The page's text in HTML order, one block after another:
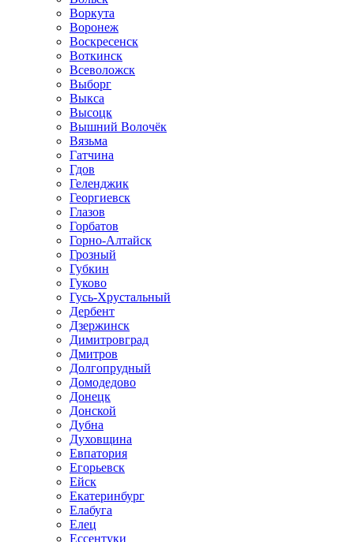
Воркута
Воронеж
Воскресенск
Воткинск
Всеволожск
Выборг
Выкса
Высоцк
Вышний Волочёк
Вязьма
Гатчина
Гдов
Геленджик
Георгиевск
Глазов
Горбатов
Горно-Алтайск
Грозный
Губкин
Гуково
Гусь-Хрустальный
Дербент
Дзержинск
Димитровград
Дмитров
Долгопрудный
Домодедово
Донецк
Донской
Дубна
Духовщина
Евпатория
Егорьевск
Ейск
Екатеринбург
Елабуга
Елец
Ессентуки